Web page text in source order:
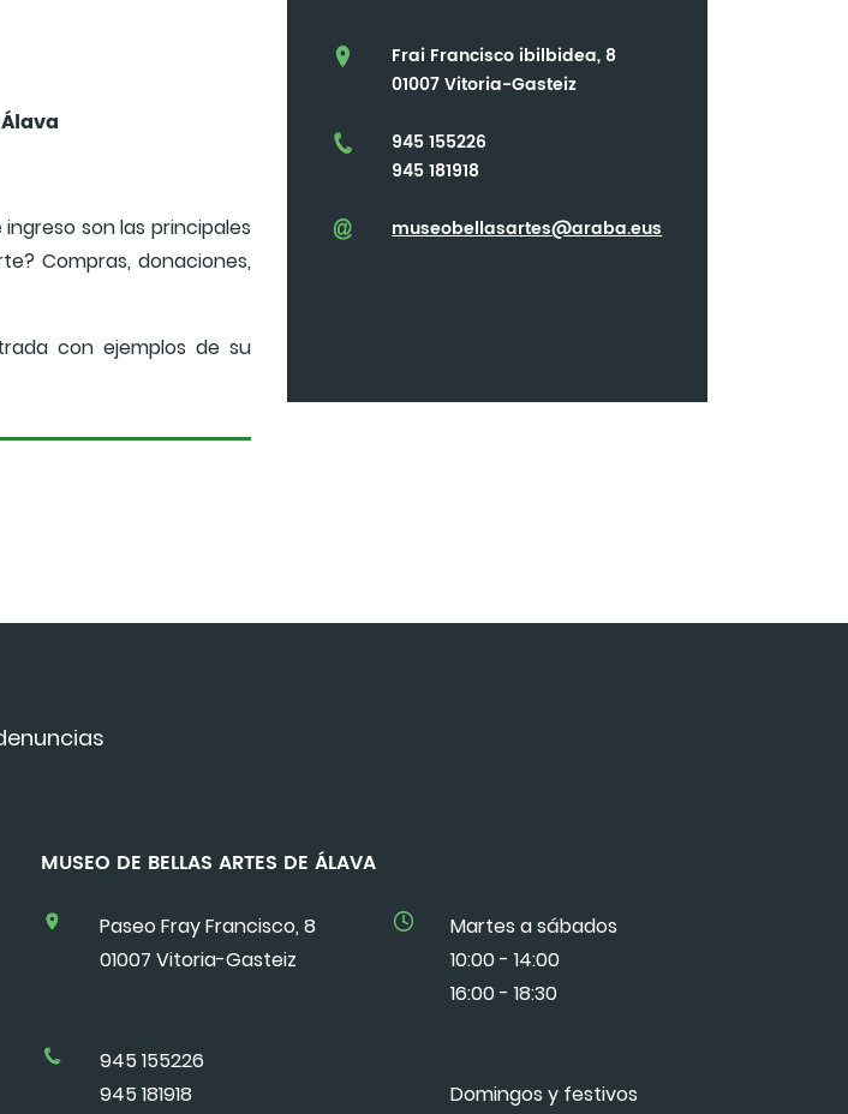
son las principales
Compras, donaciones,
con ejemplos de su
Frai Francisco ibilbidea, 8
01007 Vitoria-Gasteiz
945 155226
945 181918
museobellasartes@araba.eus
MUSEO DE BELLAS ARTES DE ÁLAVA
Paseo Fray Francisco, 8
01007 Vitoria-Gasteiz
Martes a sábados
10:00 - 14:00
16:00 - 18:30
945 155226
945 181918
Domingos y festivos